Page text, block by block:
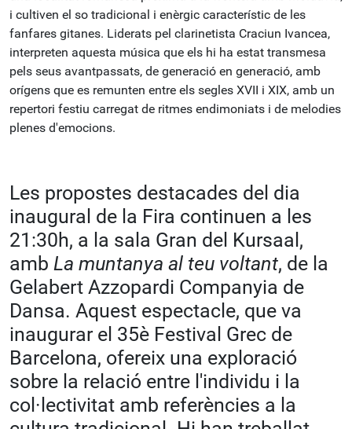
i cultiven el so tradicional i enèrgic característic de les
fanfares gitanes. Liderats pel clarinetista Craciun Ivancea,
interpreten aquesta música que els hi ha estat transmesa
pels seus avantpassats, de generació en generació, amb
orígens que es remunten entre els segles XVII i XIX, amb un
repertori festiu carregat de ritmes endimoniats i de melodies
plenes d'emocions.
Les propostes destacades del dia
inaugural de la Fira continuen a les
21:30h, a la sala Gran del Kursaal,
amb La muntanya al teu voltant, de la
Gelabert Azzopardi Companyia de
Dansa. Aquest espectacle, que va
inaugurar el 35è Festival Grec de
Barcelona, ofereix una exploració
sobre la relació entre l'individu i la
col·lectivitat amb referències a la